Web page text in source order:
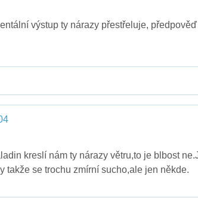
výstup ty nárazy přestřeluje,
kreslí nám ty nárazy větru,to je blbost
takže se trochu zmírní sucho,ale jen někde.